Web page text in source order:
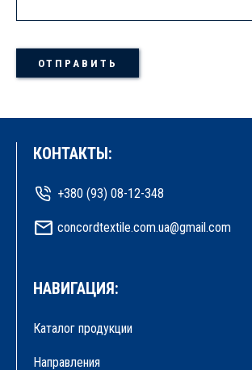
КОНТАКТЫ:
+380 (93) 08-12-348
concordtextile.com.ua@gmail.com
НАВИГАЦИЯ:
Каталог продукции
Направления